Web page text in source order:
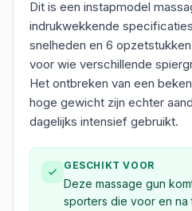
Dit is een instapmodel
indrukwekkende
snelheden en 6
voor wie verschillende
Het ontbreken van een
hoge gewicht zijn echter
dagelijks intensief gebruikt.
GESCHIKT VOOR
Deze massage gun
sporters die voor en na